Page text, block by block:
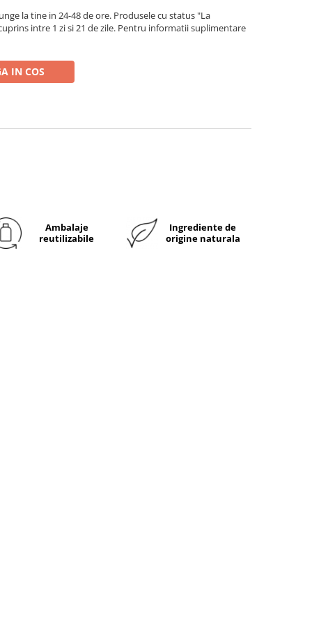
la tine in 24-48 de ore. Produsele cu status "La
intre 1 zi si 21 de zile. Pentru informatii suplimentare
IN COS
Ambalaje
reutilizabile
Ingrediente de
origine naturala